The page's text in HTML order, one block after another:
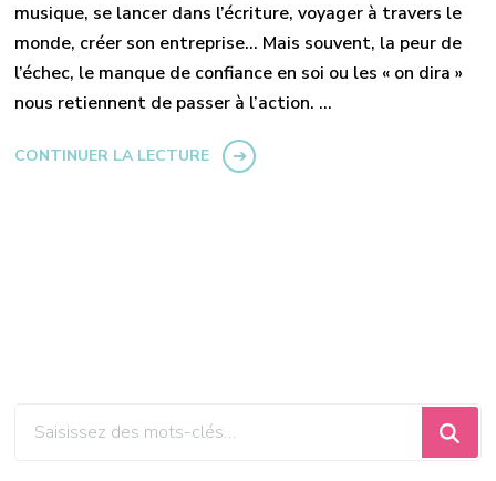
musique, se lancer dans l’écriture, voyager à travers le
monde, créer son entreprise… Mais souvent, la peur de
l’échec, le manque de confiance en soi ou les « on dira »
nous retiennent de passer à l’action. …
CONTINUER LA LECTURE